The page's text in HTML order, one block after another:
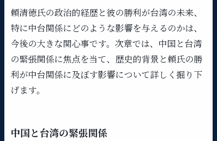
頼清徳氏の政治的経歴と彼の勝利が台湾の未来、
特に中台関係にどのような影響を与えるのかは、
今後の大きな関心事です。次章では、中国と台湾
の緊張関係に焦点を当て、歴史的背景と頼氏の勝
利が中台関係に及ぼす影響について詳しく掘り下
げます。
中国と台湾の緊張関係